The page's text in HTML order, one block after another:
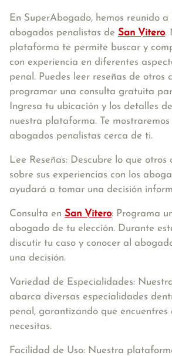
En SuperAbogado, hemos reunido a
abogados penalistas de San Vitero.
plataforma te permite buscar y
con experiencia en diferentes
penal. Puedes leer reseñas de otros
programar una consulta gratuita
Ingresa tu ubicación y los detalles
nuestra plataforma. Te
abogados penalistas cerca de ti.
Lee Reseñas: Descubre lo que otros
sobre sus experiencias con los
ayudará a tomar una decisión
Consulta en San Vitero: Programa
abogado de tu elección. Durante
discutir tu caso y conocer al
una decisión.
Variedad de Especialidades:
abarca diversas especialidades
penal, garantizando que encuentres
necesitas.
Facilidad de Uso: Nuestra